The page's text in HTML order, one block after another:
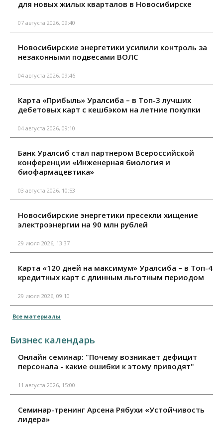
для новых жилых кварталов в Новосибирске
07 августа 2026, 09:40
Новосибирские энергетики усилили контроль за
незаконными подвесами ВОЛС
04 августа 2026, 09:46
Карта «Прибыль» Уралсиба – в Топ-3 лучших
дебетовых карт с кешбэком на летние покупки
04 августа 2026, 09:10
Банк Уралсиб стал партнером Всероссийской
конференции «Инженерная биология и
биофармацевтика»
03 августа 2026, 10:53
Новосибирские энергетики пресекли хищение
электроэнергии на 90 млн рублей
29 июля 2026, 13:37
Карта «120 дней на максимум» Уралсиба – в Топ-4
кредитных карт с длинным льготным периодом
29 июля 2026, 09:10
Все материалы
Бизнес календарь
Онлайн семинар: "Почему возникает дефицит
персонала - какие ошибки к этому приводят"
11 августа 2026, 15:00
Семинар-тренинг Арсена Рябухи «Устойчивость
лидера»